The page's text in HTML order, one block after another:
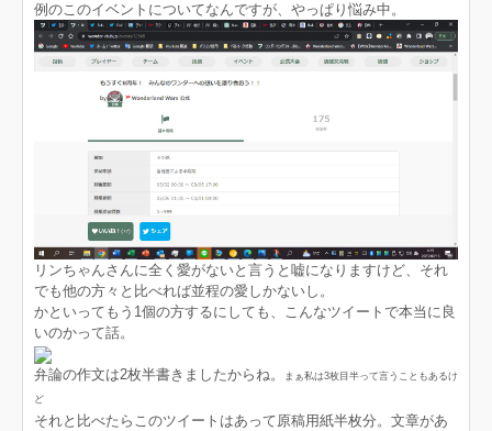
例のこのイベントについてなんですが、やっぱり悩み中。
リンちゃんさんに全く愛がないと言うと嘘になりますけど、それ
でも他の方々と比べれば並程の愛しかないし。
かといってもう1個の方するにしても、こんなツイートで本当に良
いのかって話。
弁論の作文は2枚半書きましたからね。 まぁ私は3枚目半って言うこともあるけ
ど
それと比べたらこのツイートはあって原稿用紙半枚分。文章があ